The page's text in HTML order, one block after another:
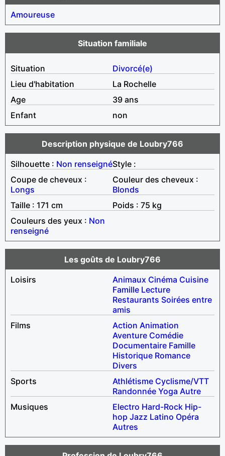
Amoureuse
Situation familiale
Situation
Divorcé(e)
Lieu d'habitation
La Rochelle
Age
39 ans
Enfant
non
Description physique de Loubry766
Silhouette : Non renseignéStyle :
Coupe de cheveux :
Longs
Couleur des cheveux :
Blonds
Taille : 171 cm
Poids : 75 kg
Couleurs des yeux : Non
renseigné
Les goûts de Loubry766
Loisirs
Animaux Cinéma Cuisine
Famille Lecture
Restaurants Soirées entre
amis
Films
Action Animation
Aventure Comédie
Documentaire Famille
Historique Romance
Divers
Sports
Athlétisme Cyclisme/VTT
Randonnée Yoga Autre
Musiques
Electro Hard-Rock Hip-
hop Jazz Latino Opéra
Autres